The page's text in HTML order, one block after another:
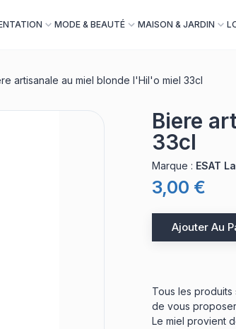
MODE & BEAUTÉ MAISON & JARDIN
artisanale au miel blonde l'Hil'o miel 33cl
Biere
33cl
Marque : ESAT
3,00 €
Ajouter Au
Tous les produits
de vous
Le miel provient